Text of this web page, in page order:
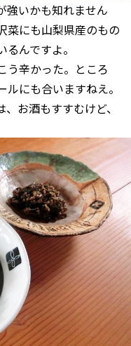
強いかも知れません
菜にも山梨県産のもの
んですよ。
う辛かった。ところ
にも合いますねえ。
お酒もすすむけど、